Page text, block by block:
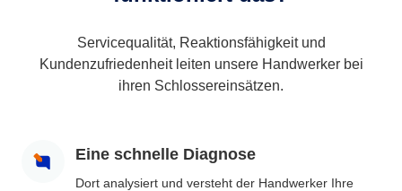
Servicequalität, Reaktionsfähigkeit und
Kundenzufriedenheit leiten unsere Handwerker bei
ihren Schlossereinsätzen.
Eine schnelle Diagnose
Dort analysiert und versteht der Handwerker Ihre